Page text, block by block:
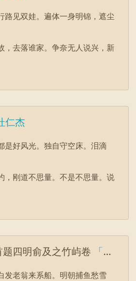
路见双娃。遍体一身明锦，遮尘
，去落谁家。争奈无人说兴，新
仁杰
是好风光。独自守空床。泪滴
，刚道不思量。不是不思量。说
四明俞及之竹屿卷 「元」乃贤
发老翁来系船。明朝捕鱼愁雪